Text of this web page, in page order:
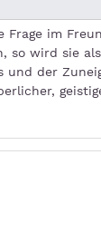
Frage im
so wird sie
und der